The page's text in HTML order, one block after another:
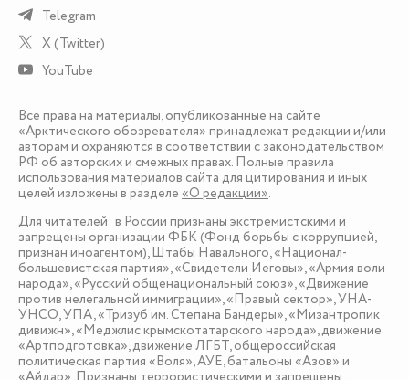
Telegram
X (Twitter)
YouTube
Все права на материалы, опубликованные на сайте
«Арктического обозревателя» принадлежат редакции и/или
авторам и охраняются в соответствии с законодательством
РФ об авторских и смежных правах. Полные правила
использования материалов сайта для цитирования и иных
целей изложены в разделе «О редакции».
Для читателей: в России признаны экстремистскими и
запрещены организации ФБК (Фонд борьбы с коррупцией,
признан иноагентом), Штабы Навального, «Национал-
большевистская партия», «Свидетели Иеговы», «Армия воли
народа», «Русский общенациональный союз», «Движение
против нелегальной иммиграции», «Правый сектор», УНА-
УНСО, УПА, «Тризуб им. Степана Бандеры», «Мизантропик
дивижн», «Меджлис крымскотатарского народа», движение
«Артподготовка», движение ЛГБТ, общероссийская
политическая партия «Воля», АУЕ, батальоны «Азов» и